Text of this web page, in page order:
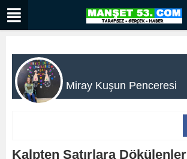
Miray Kuşun Penceresi
Kalpten Satırlara Dökülenler